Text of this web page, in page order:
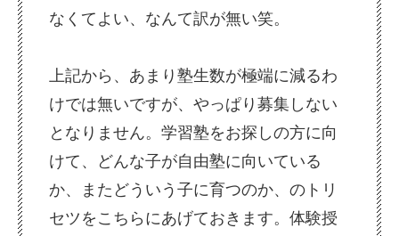
なくてよい、なんて訳が無い笑。
上記から、あまり塾生数が極端に減るわ
けでは無いですが、やっぱり募集しない
となりません。学習塾をお探しの方に向
けて、どんな子が自由塾に向いている
か、またどういう子に育つのか、のトリ
セツをこちらにあげておきます。体験授